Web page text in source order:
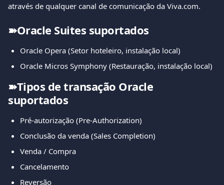
através de qualquer canal de comunicação da Viva.com.
➽Oracle Suites suportados
Oracle Opera (Setor hoteleiro, instalação local)
Oracle Micros Symphony (Restauração, instalação local)
➽Tipos de transação Oracle
suportados
Pré-autorização (Pre-Authorization)
Conclusão da venda (Sales Completion)
Venda / Compra
Cancelamento
Reversão